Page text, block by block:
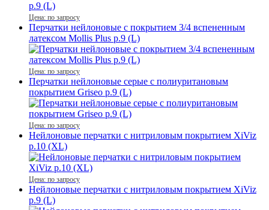
Цена: по запросу
Перчатки нейлоновые с покрытием 3/4 вспененным
латексом Mollis Plus р.9 (L)
Цена: по запросу
Перчатки нейлоновые серые с полиуритановым
покрытием Griseo р.9 (L)
Цена: по запросу
Нейлоновые перчатки с нитриловым покрытием XiViz
р.10 (XL)
Цена: по запросу
Нейлоновые перчатки с нитриловым покрытием XiViz
р.9 (L)